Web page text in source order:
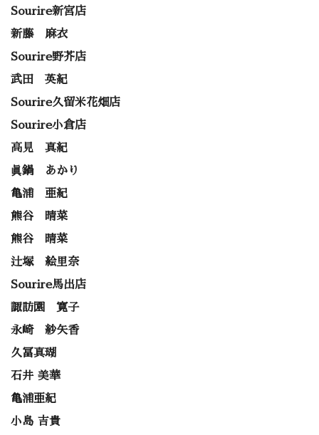
Sourire新宮店
新藤 麻衣
Sourire野芥店
武田 英紀
Sourire久留米花畑店
Sourire小倉店
高見 真紀
眞鍋 あかり
亀浦 亜紀
熊谷 晴菜
熊谷 晴菜
辻塚 絵里奈
Sourire馬出店
諏訪園 寛子
永崎 紗矢香
久冨真瑚
石井 美華
亀浦亜紀
小島 吉貴